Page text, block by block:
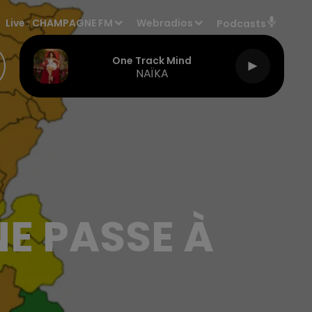
Live :CHAMPAGNE FM Webradios Podcasts
One Track Mind
NAÏKA
PASSE À